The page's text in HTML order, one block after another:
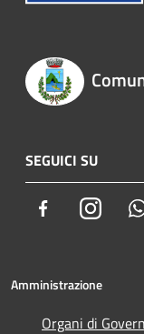
SEGUICI SU
Facebook
Amministrazione
Organi di